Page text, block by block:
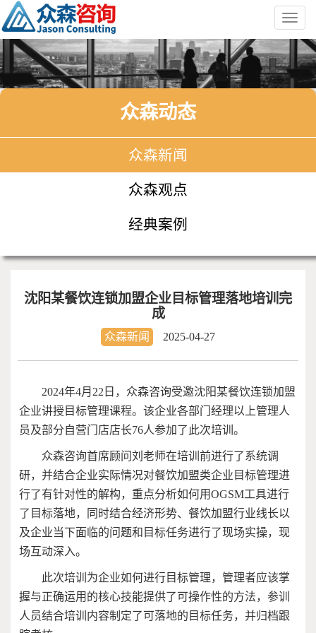
众森动态
众森新闻
众森观点
经典案例
沈阳某餐饮连锁加盟企业目标管理落地培训完
成
众森新闻 2025-04-27
2024年4月22日，众森咨询受邀沈阳某餐饮连锁加盟
企业讲授目标管理课程。该企业各部门经理以上管理人
员及部分自营门店店长76人参加了此次培训。
众森咨询首席顾问刘老师在培训前进行了系统调
研，并结合企业实际情况对餐饮加盟类企业目标管理进
行了有针对性的解构，重点分析如何用OGSM工具进行
了目标落地，同时结合经济形势、餐饮加盟行业线长以
及企业当下面临的问题和目标任务进行了现场实操，现
场互动深入。
此次培训为企业如何进行目标管理，管理者应该掌
握与正确运用的核心技能提供了可操作性的方法，参训
人员结合培训内容制定了可落地的目标任务，并归档跟